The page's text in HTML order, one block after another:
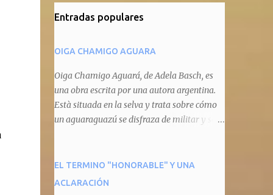
Entradas populares
OIGA CHAMIGO AGUARA
Oiga Chamigo Aguará, de Adela Basch, es
una obra escrita por una autora argentina.
Està situada en la selva y trata sobre cómo
un aguaraguazú se disfraza de militar y se
animal que pretenda circular por ahí. En
primera instancia aparece Teteu, el tero,
EL TERMINO "HONORABLE" Y UNA
ACLARACIÓN